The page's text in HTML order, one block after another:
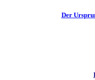
Der